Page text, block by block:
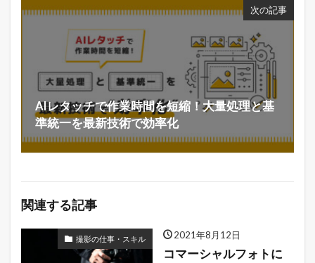
次の記事
AIレタッチで作業時間を短縮！大量処理と基
準統一を最新技術で効率化
関連する記事
撮影の仕事・スキル 2021年8月12日
コマーシャルフォトに